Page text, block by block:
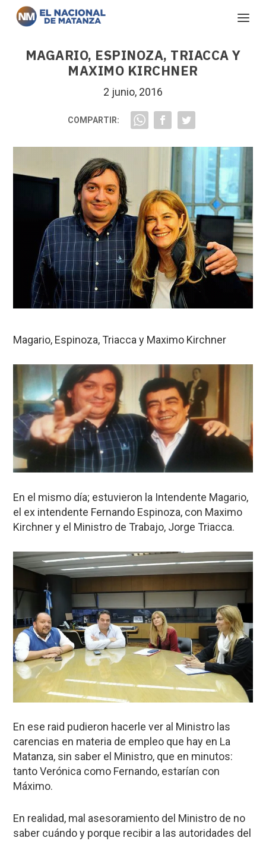
MAGARIO, ESPINOZA, TRIACCA Y
MAXIMO KIRCHNER
2 junio, 2016
COMPARTIR:
Magario, Espinoza, Triacca y Maximo Kirchner
En el mismo día; estuvieron la Intendente Magario,
el ex intendente Fernando Espinoza, con Maximo
Kirchner y el Ministro de Trabajo, Jorge Triacca.
En ese raid pudieron hacerle ver al Ministro las
carencias en materia de empleo que hay en La
Matanza, sin saber el Ministro, que en minutos:
tanto Verónica como Fernando, estarían con
Máximo.
En realidad, mal asesoramiento del Ministro de no
saber cuándo y porque recibir a las autoridades del